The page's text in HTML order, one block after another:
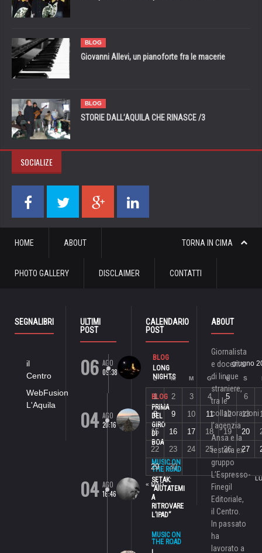
BLOG
Giovanni Allevi, un pianoforte fra le macerie
BLOG
STORIE DALL’AQUILA CHE RINASCE /3
SOCIALIZE
TORNA IN CIMA
HOME ABOUT
PHOTO GALLERY DISCLAIMER CONTATTI
SEGNALIBRI
il
Centro
WebFusion
L'Aquila
ULTIMI
POST
06 AGO
09:38
BLOG
LONG
NIGHTS
04 AGO
20:16
BLOG
PRIMA
DEL
GIRO
DI
BOA
04 AGO
16:46
MUSIC ON
THE ROAD
SETAK:
“AIUTATEMI
A
RITROVARE
L’IPAD”
MUSIC ON
THE ROAD
CALENDARIO
POST
giugno
L M M G V S
« MAG
1 2 3 4 5 6
8
9 10 11 12 13
15
16 17 18 19 20
22
23 24 25 26 27
29
30
ABOUT
Giornalista
e docente
di lingue
straniere,
tra le
collaborazioni
l’agenzia
Ansa e la
testata ex
gruppo
L’Espresso-
Finegil
Editoriale,
il Centro.
In passato
ha
lavorato a